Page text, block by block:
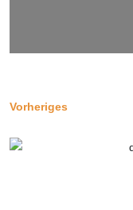
Vorheriges